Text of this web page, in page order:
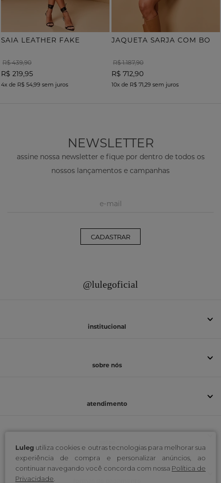
Luleg utiliza cookies e outras tecnologias para melhorar sua
experiência de compra e personalizar anúncios, ao
continuar navegando você concorda com nossa Política de
Privacidade.
SAIA LEATHER FAKE
R$ 439,90
R$ 219,95
4x de R$ 54,99 sem juros
R$ 1.187,90
R$ 712,90
10x de R$ 71,29 sem juros
NEWSLETTER
assine nossa newsletter e fique por dentro de todos os
nossos lançamentos e campanhas
CADASTRAR
@lulegoficial
institucional
sobre nós
atendimento